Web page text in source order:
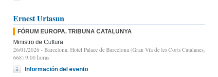
Ernest Urtasun
FÓRUM EUROPA. TRIBUNA CATALUNYA
Ministro de Cultura
26/01/2026 - Barcelona, Hotel Palace de Barcelona (Gran Vía de les Corts Catalanes,
668) 9.00 horas
Información del evento